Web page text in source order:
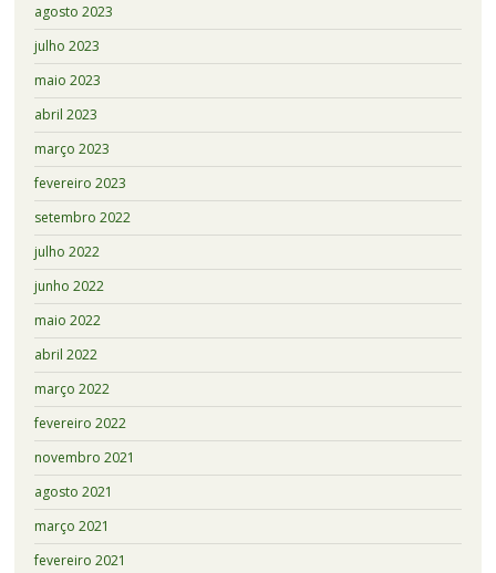
agosto 2023
julho 2023
maio 2023
abril 2023
março 2023
fevereiro 2023
setembro 2022
julho 2022
junho 2022
maio 2022
abril 2022
março 2022
fevereiro 2022
novembro 2021
agosto 2021
março 2021
fevereiro 2021